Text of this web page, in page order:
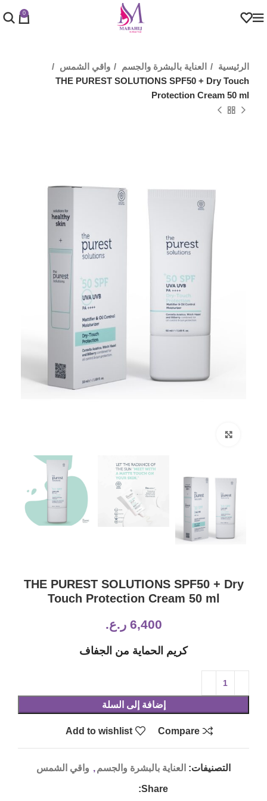
0
الرئيسية العناية بالبشرة والجسم
واقي الشمس
THE PUREST SOLUTIONS SPF50 + Dry Touch
Protection Cream 50 ml
THE PUREST SOLUTIONS SPF50 + Dry
Touch Protection Cream 50 ml
6,400 ر.ع.
كريم الحماية من الجفاف
إضافة إلى السلة
Compare
Add to wishlist
التصنيفات: العناية بالبشرة والجسم, واقي الشمس
Share: